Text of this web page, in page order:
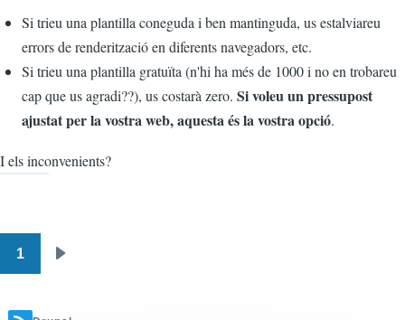
Si trieu una plantilla coneguda i ben mantinguda, us estalviareu
errors de renderització en diferents navegadors, etc.
Si trieu una plantilla gratuïta (n'hi ha més de 1000 i no en trobareu
cap que us agradi??), us costarà zero. Si voleu un pressupost
ajustat per la vostra web, aquesta és la vostra opció.
I els inconvenients?
Paginació
1